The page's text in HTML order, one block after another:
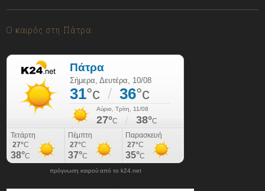
Ο καιρός στη Πάτρα
πρόγνωση καιρού από το k24.net